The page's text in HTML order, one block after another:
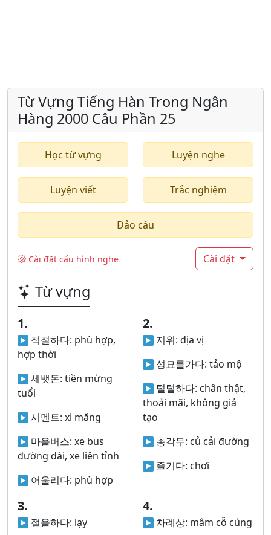
Từ Vựng Tiếng Hàn Trong Ngân
Hàng 2000 Câu Phần 25
Học từ vựng Luyện nghe
Luyện viết Trắc nghiệm
Đảo câu
Cài đặt cấu hình nghe Cài đặt
Từ vựng
1.
적절하다: phù hợp,
hợp thời
세뱃돈: tiền mừng
tuổi
시멘트: xi măng
마을버스: xe bus
đường dài, xe liên tỉnh
어울리다: phù hợp
2.
지위: địa vị
성묘를가다: tảo mộ
털털하다: chân thật,
thoải mãi, không giả
tạo
총각무: củ cải đường
즐기다: chơi
3.
절을하다: lạy
4.
차례상: mâm cỗ cúng